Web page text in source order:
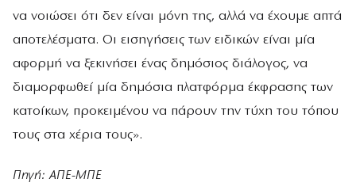
να νοιώσει ότι δεν είναι μόνη της, αλλά να έχουμε απτά
αποτελέσματα. Οι εισηγήσεις των ειδικών είναι μία
αφορμή να ξεκινήσει ένας δημόσιος διάλογος, να
διαμορφωθεί μία δημόσια πλατφόρμα έκφρασης των
κατοίκων, προκειμένου να πάρουν την τύχη του τόπου
τους στα χέρια τους».
Πηγή: ΑΠΕ-ΜΠΕ